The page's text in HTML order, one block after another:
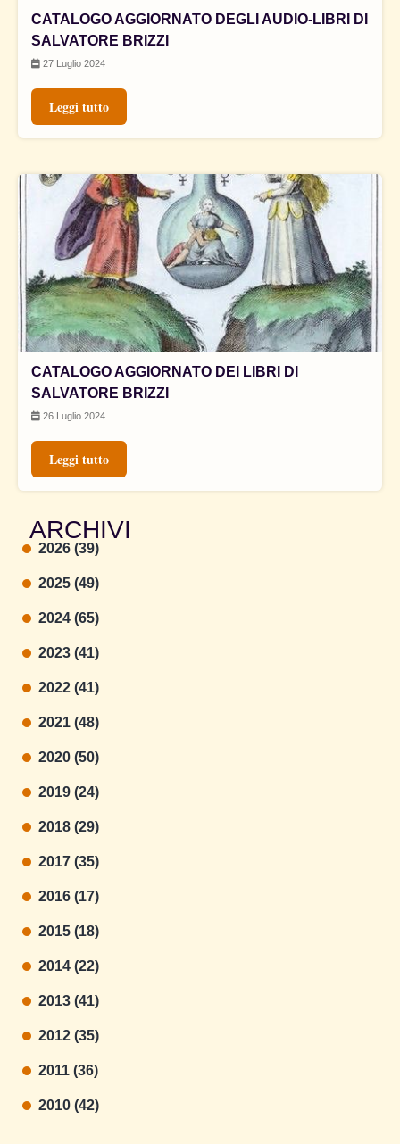
CATALOGO AGGIORNATO DEGLI AUDIO-LIBRI DI
SALVATORE BRIZZI
27 Luglio 2024
Leggi tutto
CATALOGO AGGIORNATO DEI LIBRI DI
SALVATORE BRIZZI
26 Luglio 2024
Leggi tutto
ARCHIVI
2026 (39)
2025 (49)
2024 (65)
2023 (41)
2022 (41)
2021 (48)
2020 (50)
2019 (24)
2018 (29)
2017 (35)
2016 (17)
2015 (18)
2014 (22)
2013 (41)
2012 (35)
2011 (36)
2010 (42)